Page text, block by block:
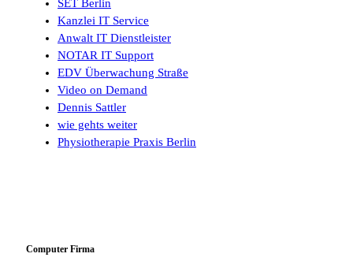
SET Berlin
Kanzlei IT Service
Anwalt IT Dienstleister
NOTAR IT Support
EDV Überwachung Straße
Video on Demand
Dennis Sattler
wie gehts weiter
Physiotherapie Praxis Berlin
Computer Firma